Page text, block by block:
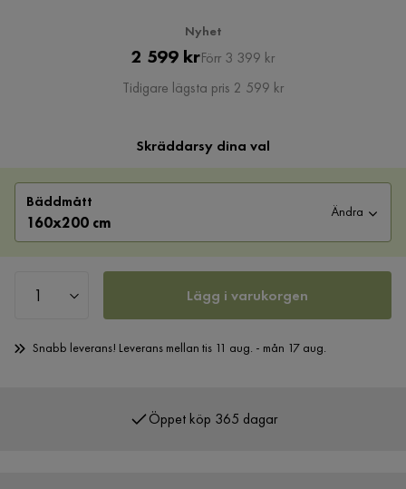
Nyhet
Pris
2 599 krOriginal
Pris
Förr 3 399 kr
Tidigare lägsta pris 2 599 kr
Skräddarsy dina val
Bäddmått
160x200 cm
Ändra
Lägg i varukorgen
Snabb leverans! Leverans mellan tis 11 aug. - mån 17 aug.